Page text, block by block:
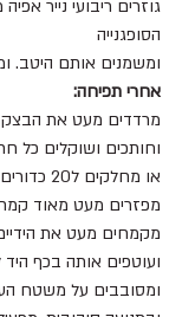
גוזרים ריבועי נייר
הסופגנייה
ומשמנים אותם היטב.
אחרי תפיחה:
מרדדים מעט את הבצק
וחותכים ושוקלים כל חתיכה
או מחלקים ל20 כדורים .
מפזרים מעט מאוד
מקמחים מעט את
ועוטפים אותה בכף
ומסובבים על משטח